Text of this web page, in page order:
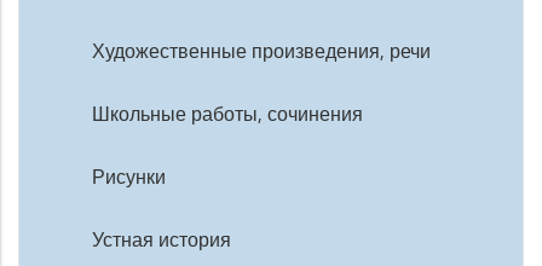
Художественные произведения, речи
Школьные работы, сочинения
Рисунки
Устная история